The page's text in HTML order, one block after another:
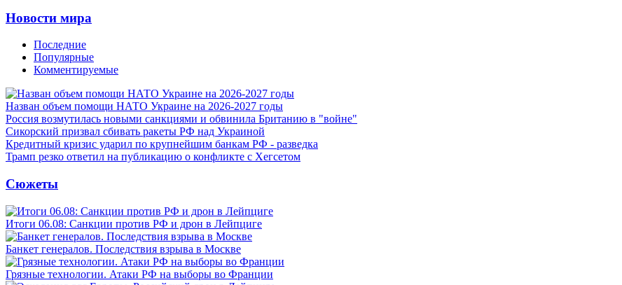
Новости мира
Последние
Популярные
Комментируемые
Назван объем помощи НАТО Украине на 2026-2027 годы
Россия возмутилась новыми санкциями и обвинила Британию в "войне"
Сикорский призвал сбивать ракеты РФ над Украиной
Кредитный кризис ударил по крупнейшим банкам РФ - разведка
Трамп резко ответил на публикацию о конфликте с Хегсетом
Сюжеты
Итоги 06.08: Санкции против РФ и дрон в Лейпциге
Банкет генералов. Последствия взрыва в Москве
Грязные технологии. Атаки РФ на выборы во Франции